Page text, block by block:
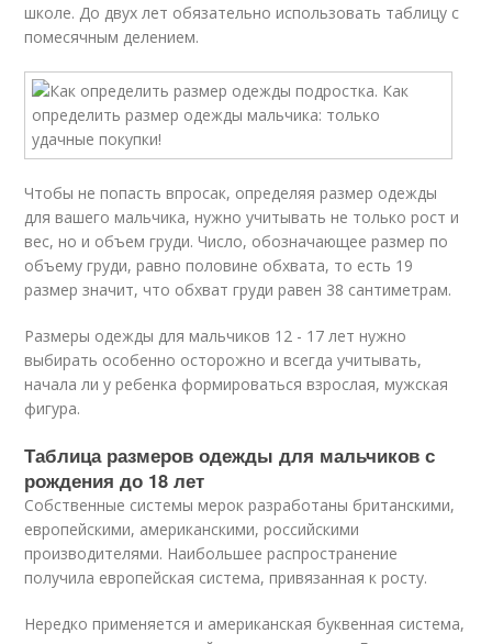
школе. До двух лет обязательно использовать таблицу с
помесячным делением.
Чтобы не попасть впросак, определяя размер одежды
для вашего мальчика, нужно учитывать не только рост и
вес, но и объем груди. Число, обозначающее размер по
объему груди, равно половине обхвата, то есть 19
размер значит, что обхват груди равен 38 сантиметрам.
Размеры одежды для мальчиков 12 - 17 лет нужно
выбирать особенно осторожно и всегда учитывать,
начала ли у ребенка формироваться взрослая, мужская
фигура.
Таблица размеров одежды для мальчиков с
рождения до 18 лет
Собственные системы мерок разработаны британскими,
европейскими, американскими, российскими
производителями. Наибольшее распространение
получила европейская система, привязанная к росту.
Нередко применяется и американская буквенная система,